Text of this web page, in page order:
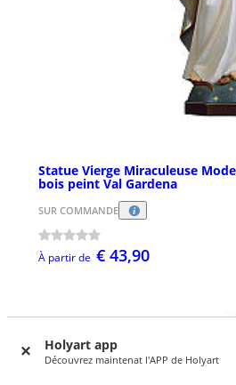
Holyart app
Découvrez maintenat l'APP de Holyart
Statue Vierge Miraculeuse
bois peint Val Gardena
SUR COMMANDE
À partir de € 43,90